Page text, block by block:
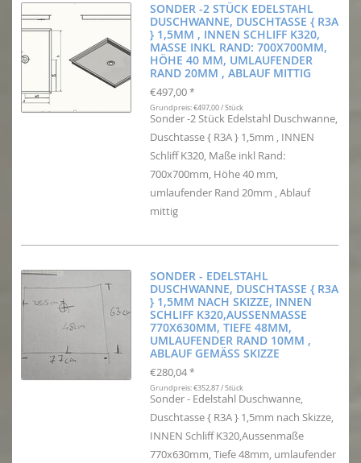
SONDER -2 STÜCK EDELSTAHL
DUSCHWANNE, DUSCHTASSE { R3A
} 1,5MM , INNEN SCHLIFF K320,
MASSE INKL RAND: 700X700MM, H
ÖHE 40 MM, UMLAUFENDER R
AND 20MM , ABLAUF MITTIG
€497,00 *
Grundpreis: €497,00 / Stück
Sonder -2 Stück Edelstahl Duschwanne,
Duschtasse { R3A } 1,5mm , INNEN
Schliff K320, Maße inkl Rand:
700x700mm, Höhe 40 mm,
umlaufender Rand 20mm , Ablauf
mittig
SONDER - EDELSTAHL
DUSCHWANNE, DUSCHTASSE { R3A
} 1,5MM NACH SKIZZE, INNEN
SCHLIFF K320,AUSSENMASSE 7
70X630MM, TIEFE 48MM, U
MLAUFENDER RAND 10MM , A
BLAUF GEMÄSS SKIZZE
€280,04 *
Grundpreis: €352,87 / Stück
Sonder - Edelstahl Duschwanne,
Duschtasse { R3A } 1,5mm nach Skizze,
INNEN Schliff K320,Aussenmaße
770x630mm, Tiefe 48mm, umlaufender